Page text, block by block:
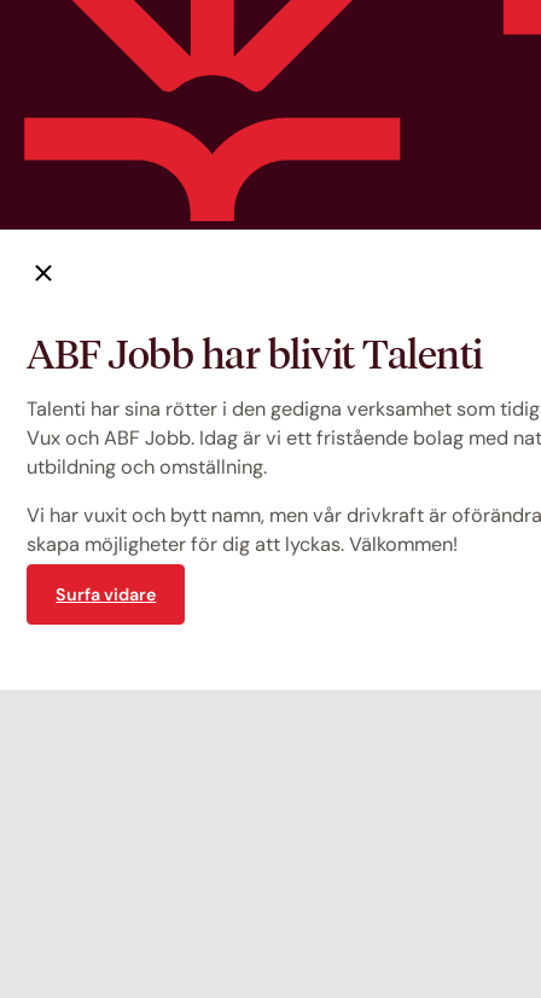
ABF Jobb har blivit Talenti
Talenti har sina rötter i den gedigna verksamhet som
Vux och ABF Jobb. Idag är vi ett fristående bolag med
utbildning och omställning.
Vi har vuxit och bytt namn, men vår drivkraft är
skapa möjligheter för dig att lyckas. Välkommen!
Surfa vidare